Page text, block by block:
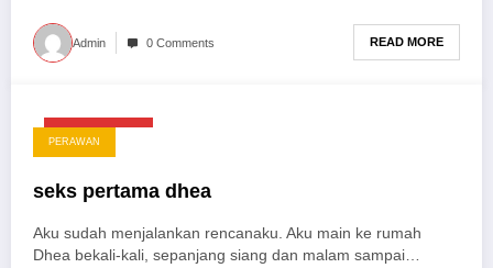
Admin 0 Comments READ MORE
Maret 29, 2025
PERAWAN
seks pertama dhea
Aku sudah menjalankan rencanaku. Aku main ke rumah
Dhea bekali-kali, sepanjang siang dan malam sampai…